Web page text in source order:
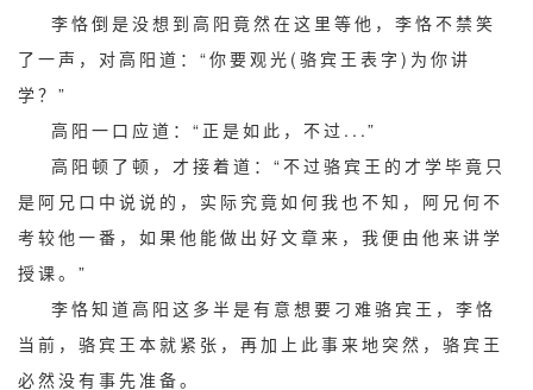
李恪倒是没想到高阳竟然在这里等他，李恪不禁笑
了一声，对高阳道：“你要观光(骆宾王表字)为你讲
学？”
高阳一口应道：“正是如此，不过...”
高阳顿了顿，才接着道：“不过骆宾王的才学毕竟只
是阿兄口中说说的，实际究竟如何我也不知，阿兄何不
考较他一番，如果他能做出好文章来，我便由他来讲学
授课。”
李恪知道高阳这多半是有意想要刁难骆宾王，李恪
当前，骆宾王本就紧张，再加上此事来地突然，骆宾王
必然没有事先准备。